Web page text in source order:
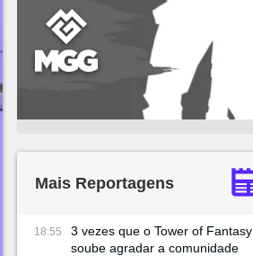
Mais Reportagens
18:55
3 vezes que o Tower of Fantasy
soube agradar a comunidade